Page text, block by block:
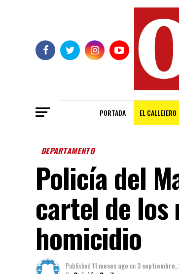
PORTADA EL CALLEJERO
DEPARTAMENTO
Policía del
cartel de los
homicidio
Published11 meses ago on3 septiembre,